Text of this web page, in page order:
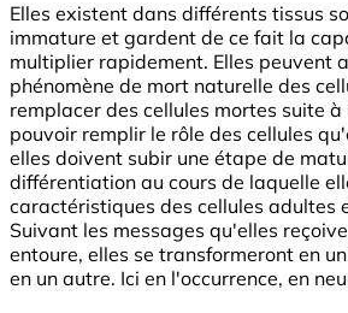
Elles existent dans différents tissus
immature et gardent de ce fait la
multiplier rapidement. Elles peuvent
phénomène de mort naturelle des
remplacer des cellules mortes suite
pouvoir remplir le rôle des cellules
elles doivent subir une étape de
différentiation au cours de laquelle
caractéristiques des cellules adultes
Suivant les messages qu'elles
entoure, elles se transformeront en
en un autre. Ici en l'occurrence, en